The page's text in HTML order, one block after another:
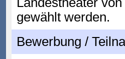
gewählt werden.
Bewerbung /